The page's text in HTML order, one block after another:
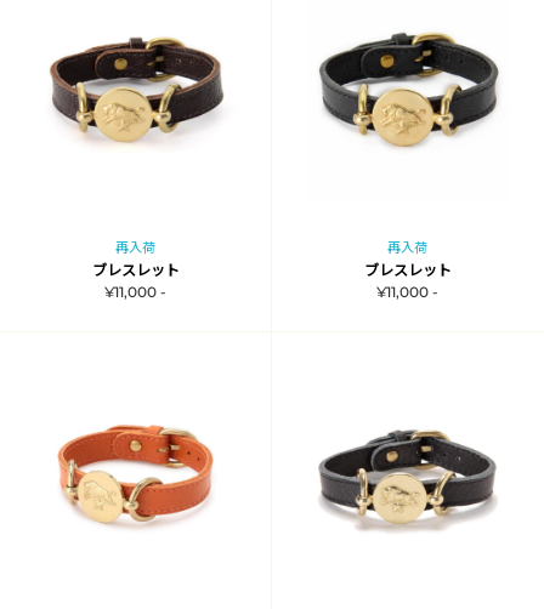
再入荷
ブレスレット
¥11,000 -
再入荷
ブレスレット
¥11,000 -